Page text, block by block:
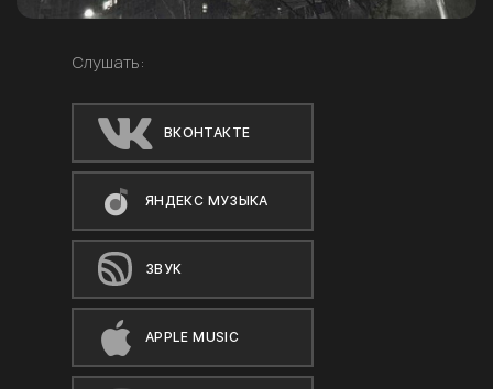
Слушать:
ВКОНТАКТЕ
ЯНДЕКС МУЗЫКА
ЗВУК
APPLE MUSIC